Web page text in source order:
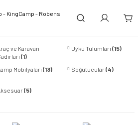
ve Karavan
(1)
Uyku Tulumları(15)
Mobilyaları (13) Soğutucular(4)
(5)